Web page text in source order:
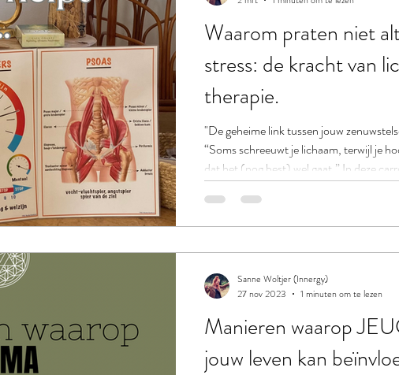
Waarom praten niet
stress: de kracht van
therapie.
"De geheime link tussen jouw
“Soms schreeuwt je lichaam, terwijl je
dat het (nog best) wel gaat.” In deze
waarom die diepe onrust vaak een
verbinding tussen je zenuwstelsel en je
Innergy werken we precies op die laag,
Manieren waarop
jouw leven kan
Sanne Woltjer (Innergy)
27 nov 2023
1 minuten om te lezen